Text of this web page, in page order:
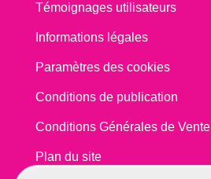
Témoignages utilisateurs
Informations légales
Paramètres des cookies
Conditions de publication
Conditions Générales de Vente
Plan du site